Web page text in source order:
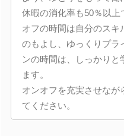
休暇の消化率も50％以上
オフの時間は自分のスキ
のもよし、ゆっくりプラ
ンの時間は、しっかり
ます。
オンオフを充実させなが
てください。